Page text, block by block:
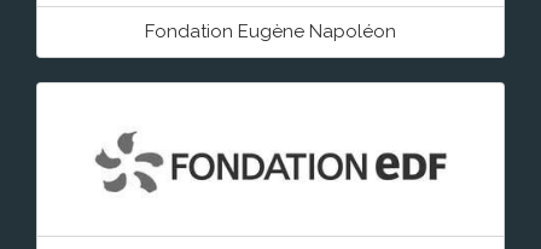
Fondation Eugène Napoléon